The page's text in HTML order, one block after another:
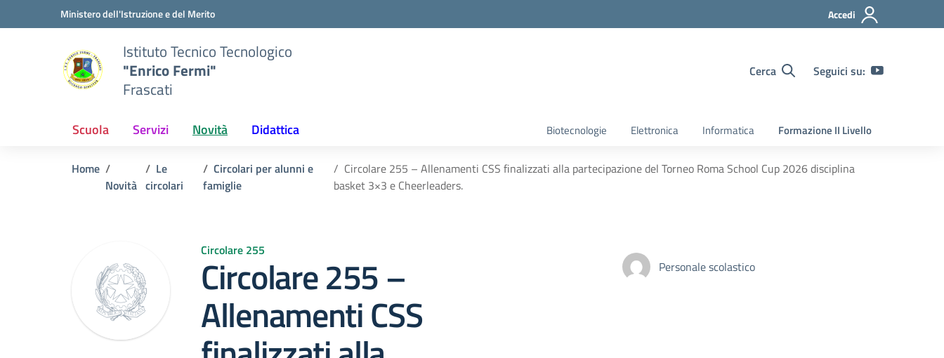
Vai ai contenuti
Vai al menu di navigazioneMinistero dell'Istruzione e del Merito Accedi
Istituto Tecnico Tecnologico
"Enrico Fermi"
Frascati
Cerca Seguici su:
Scuola Servizi Novità Didattica Biotecnologie Elettronica Informatica Formazione II Livello
Home
Novità
Le
circolari
Circolari per alunni e
famiglie
Circolare 255 – Allenamenti CSS finalizzati alla partecipazione del Torneo Roma School Cup 2026 disciplina
basket 3×3 e Cheerleaders.
Circolare 255
Circolare 255 –
Allenamenti CSS
Personale scolastico